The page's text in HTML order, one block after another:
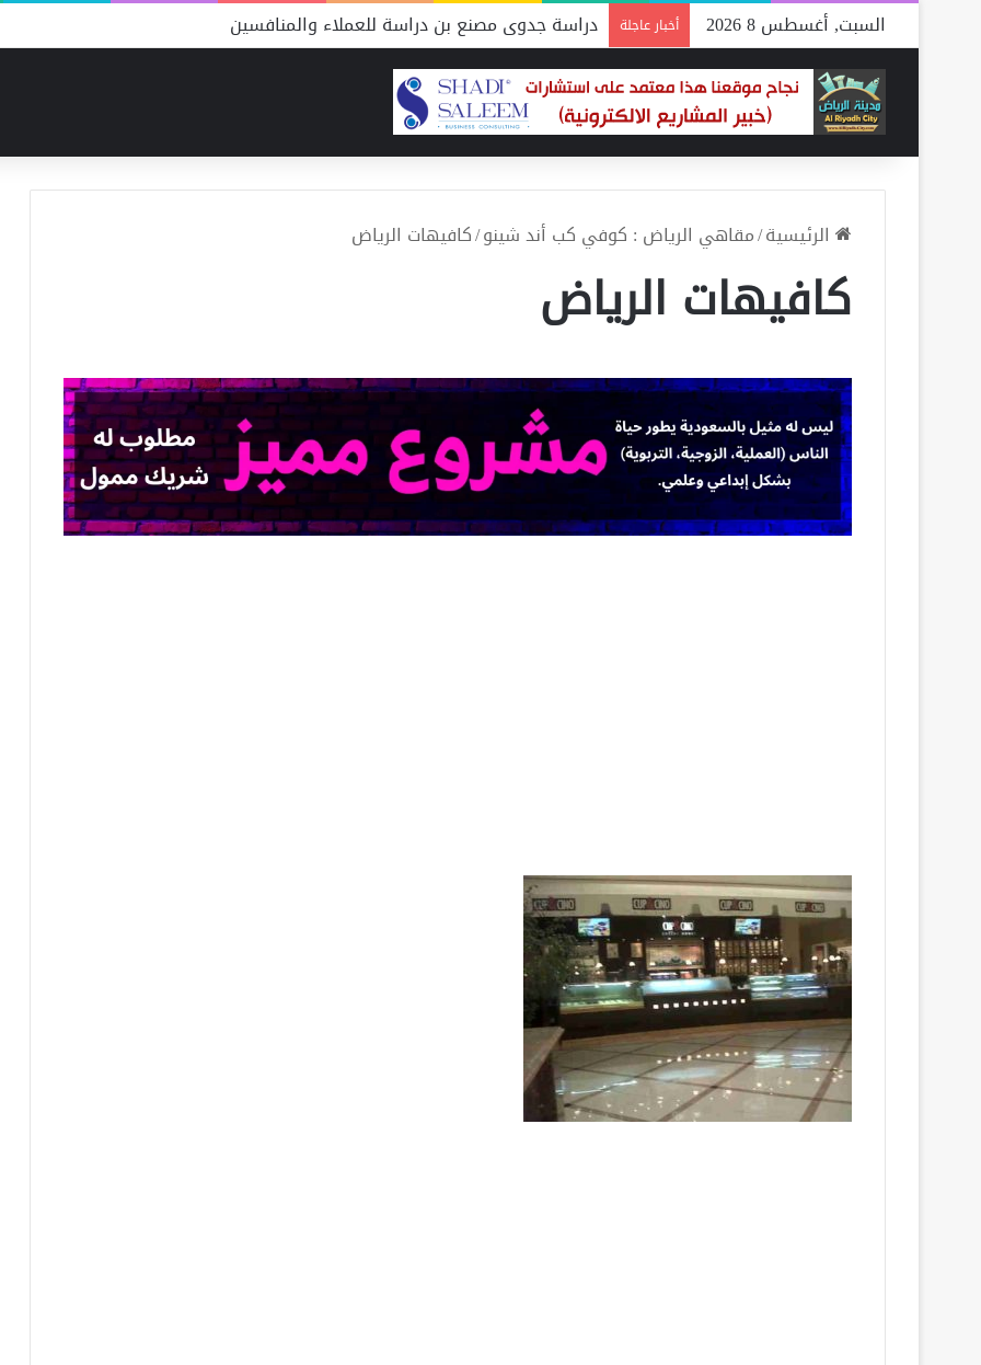
السبت, أغسطس 8 2026 أخبار عاجلة دراسة جدوى مصنع بن دراسة للعملاء والمنافسين
الرئيسية/مقاهي الرياض : كوفي كب أند شينو/كافيهات الرياض
كافيهات الرياض